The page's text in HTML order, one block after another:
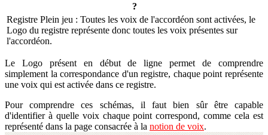
?
Registre Plein jeu : Toutes les voix de l'accordéon sont activées, le
Logo du registre représente donc toutes les voix présentes sur
l'accordéon.
Le Logo présent en début de ligne permet de comprendre
simplement la correspondance d'un registre, chaque point représente
une voix qui est activée dans ce registre.
Pour comprendre ces schémas, il faut bien sûr être capable
d'identifier à quelle voix chaque point correspond, comme cela est
représenté dans la page consacrée à la notion de voix.